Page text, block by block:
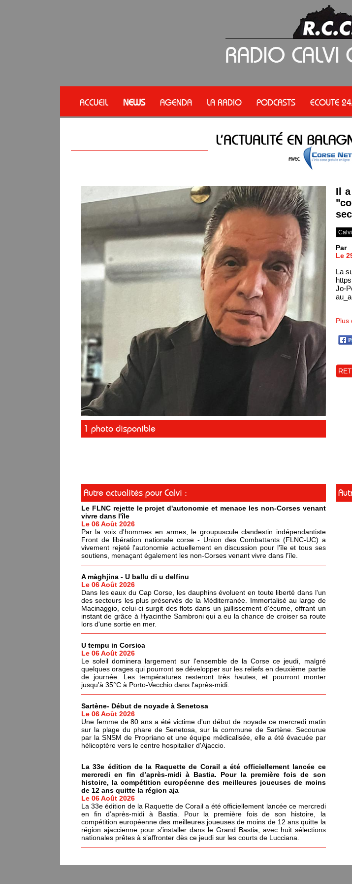
ACCUEIL NEWS AGENDA LA RADIO PODCASTS ECOUTE
1 photo disponible
Il
Calvi
Par
Le
La
Jo-
Plus
Autre actualités pour Calvi :
Le FLNC rejette le projet d'autonomie et menace les non-Corses venant
vivre dans l'île
Le 06 Août 2026
Par la voix d'hommes en armes, le groupuscule clandestin indépendantiste
Front de libération nationale corse - Union des Combattants (FLNC-UC) a
vivement rejeté l'autonomie actuellement en discussion pour l'île et tous ses
soutiens, menaçant également les non-Corses venant vivre dans l'île.
A màghjina - U ballu di u delfinu
Le 06 Août 2026
Dans les eaux du Cap Corse, les dauphins évoluent en toute liberté dans l'un
des secteurs les plus préservés de la Méditerranée. Immortalisé au large de
Macinaggio, celui-ci surgit des flots dans un jaillissement d'écume, offrant un
instant de grâce à Hyacinthe Sambroni qui a eu la chance de croiser sa route
lors d'une sortie en mer.
U tempu in Corsica
Le 06 Août 2026
Le soleil dominera largement sur l'ensemble de la Corse ce jeudi, malgré
quelques orages qui pourront se développer sur les reliefs en deuxième partie
de journée. Les températures resteront très hautes, et pourront monter
jusqu'à 35°C à Porto-Vecchio dans l'après-midi.
Sartène- Début de noyade à Senetosa
Le 06 Août 2026
Une femme de 80 ans a été victime d'un début de noyade ce mercredi matin
sur la plage du phare de Senetosa, sur la commune de Sartène. Secourue
par la SNSM de Propriano et une équipe médicalisée, elle a été évacuée par
hélicoptère vers le centre hospitalier d'Ajaccio.
La 33e édition de la Raquette de Corail a été officiellement lancée ce
mercredi en fin d’après-midi à Bastia. Pour la première fois de son
histoire, la compétition européenne des meilleures joueuses de moins
de 12 ans quitte la région aja
Le 06 Août 2026
La 33e édition de la Raquette de Corail a été officiellement lancée ce mercredi
en fin d’après-midi à Bastia. Pour la première fois de son histoire, la
compétition européenne des meilleures joueuses de moins de 12 ans quitte la
région ajaccienne pour s’installer dans le Grand Bastia, avec huit sélections
nationales prêtes à s’affronter dès ce jeudi sur les courts de Lucciana.